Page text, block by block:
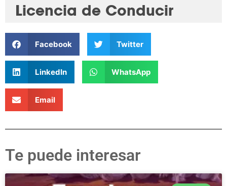
Licencia de Conducir
Facebook Twitter
LinkedIn WhatsApp
Email
Te puede interesar